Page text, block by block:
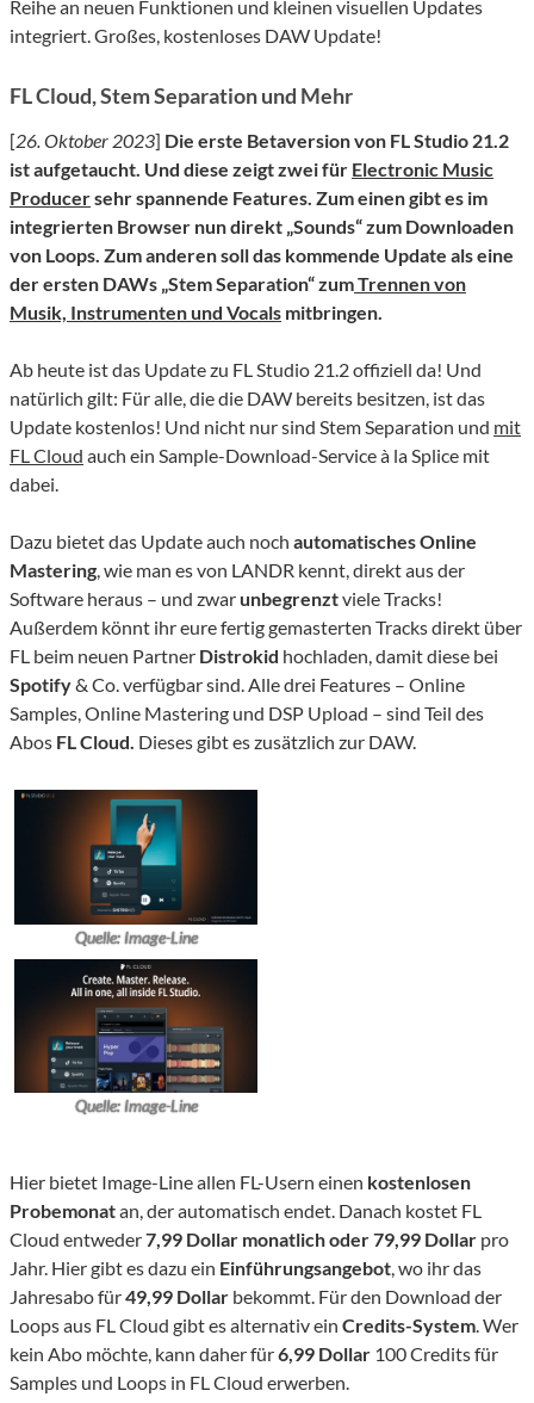
Reihe an neuen Funktionen und kleinen visuellen Updates
integriert. Großes, kostenloses DAW Update!
FL Cloud, Stem Separation und Mehr
[26. Oktober 2023] Die erste Betaversion von FL Studio 21.2
ist aufgetaucht. Und diese zeigt zwei für Electronic Music
Producersehr spannende Features. Zum einen gibt es im
integrierten Browser nun direkt „Sounds“ zum Downloaden
von Loops. Zum anderen soll das kommende Update als eine
der ersten DAWs „Stem Separation“ zumTrennen von
Musik, Instrumenten und Vocals mitbringen.
Ab heute ist das Update zu FL Studio 21.2 offiziell da! Und
natürlich gilt: Für alle, die die DAW bereits besitzen, ist das
Update kostenlos! Und nicht nur sind Stem Separation und mit
FL Cloud auch ein Sample-Download-Service à la Splice mit
dabei.
Dazu bietet das Update auch noch automatisches Online
Mastering, wie man es von LANDR kennt, direkt aus der
Software heraus – und zwar unbegrenztviele Tracks!
Außerdem könnt ihr eure fertig gemasterten Tracks direkt über
FL beim neuen Partner Distrokid hochladen, damit diese bei
Spotify& Co. verfügbar sind. Alle drei Features – Online
Samples, Online Mastering und DSP Upload – sind Teil des
Abos FL Cloud. Dieses gibt es zusätzlich zur DAW.
Quelle: Image-Line
Quelle: Image-Line
Hier bietet Image-Line allen FL-Usern einen kostenlosen
Probemonatan, der automatisch endet. Danach kostet FL
Cloud entweder7,99 Dollar monatlich oder 79,99 Dollar pro
Jahr. Hier gibt es dazu ein Einführungsangebot, wo ihr das
Jahresabo für49,99 Dollar bekommt. Für den Download der
Loops aus FL Cloud gibt es alternativ ein Credits-System. Wer
kein Abo möchte, kann daher für6,99 Dollar 100 Credits für
Samples und Loops in FL Cloud erwerben.